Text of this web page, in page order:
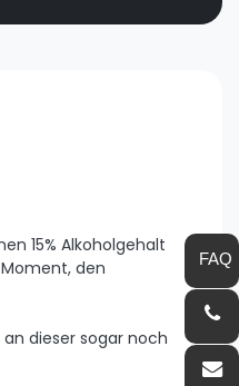
15% Alkoholgehalt
den
dieser sogar noch